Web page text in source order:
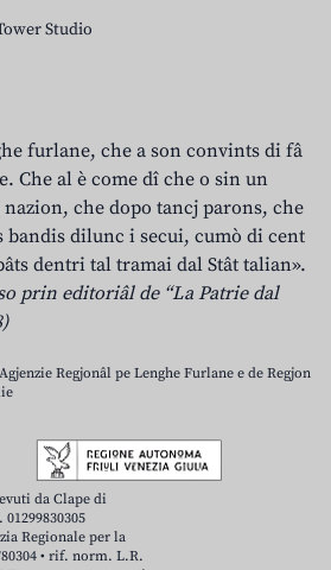
Studio
furlane, che a son convints di fâ
Che al è come dî che o sin un
che dopo tancj parons, che
bandis dilunc i secui, cumò di cent
dentri tal tramai dal Stât talian».
prin editoriâl de “La Patrie dal
Regjonâl pe Lenghe Furlane e de Regjon
da Clape di
Regionale per la
• rif. norm. L.R.